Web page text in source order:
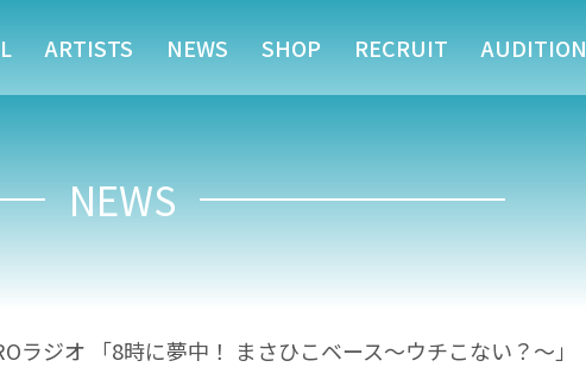
ARTISTS NEWS SHOP RECRUIT AUDITION
NEWS
ラジオ 「8時に夢中！ まさひこベース〜ウチこない？〜」